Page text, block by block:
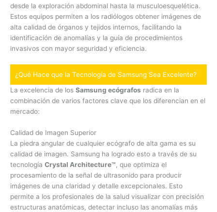
desde la exploración abdominal hasta la musculoesquelética.
Estos equipos permiten a los radiólogos obtener imágenes de
alta calidad de órganos y tejidos internos, facilitando la
identificación de anomalías y la guía de procedimientos
invasivos con mayor seguridad y eficiencia.
¿Qué Hace que la Tecnología de Samsung Sea Excelente?
La excelencia de losSamsung ecógrafos radica en la
combinación de varios factores clave que los diferencian en el
mercado:
Calidad de Imagen Superior
La piedra angular de cualquier ecógrafo de alta gama es su
calidad de imagen. Samsung ha logrado esto a través de su
tecnologíaCrystal Architecture™, que optimiza el
procesamiento de la señal de ultrasonido para producir
imágenes de una claridad y detalle excepcionales. Esto
permite a los profesionales de la salud visualizar con precisión
estructuras anatómicas, detectar incluso las anomalías más